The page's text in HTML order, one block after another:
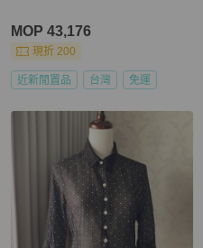
MOP 43,176
現折 200
近新閒置品 台灣 免運